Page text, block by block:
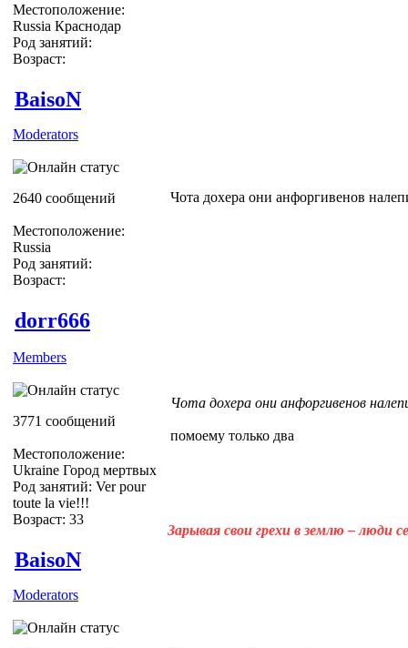
Местоположение:
Russia Краснодар
Род занятий:
Возраст:
BaisoN
Moderators
2640 сообщений
Местоположение:
Russia
Род занятий:
Возраст:
Чота дохера они анфоргивенов
dorr666
Members
3771 сообщений
Местоположение:
Ukraine Город мертвых
Род занятий: Ver pour
toute la vie!!!
Возраст: 33
Чота дохера они анфоргивенов
помоему только два
Зарывая свои грехи в землю – люди
BaisoN
Moderators